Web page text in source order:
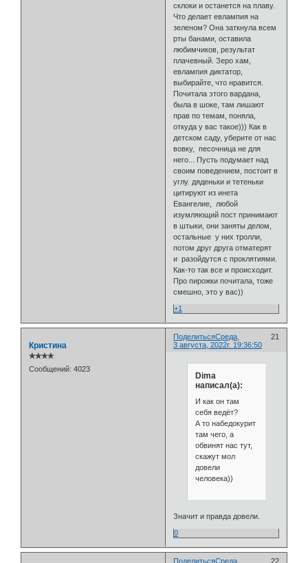
склоки и останется на плаву.
Что делает евлампия на
зеленом? Она заткнула всем
рты банами, оставила
любимчиков, результат
плачевный. Зеро хам,
евлампия диктатор,
выбирайте, что нравится.
Почитала этого вардана,
была в шоке, там лишают
прав по темам, поняла,
откуда у вас такое))) Как в
детском саду, уберите от нас
вовку, песочница не для
него... Пусть подумает над
своим поведением, постоит в
углу. дяденьки и тетеньки
цитируют из инета
Евангелие, любой
изумляющий пост принимают
в штыки, они заняты делом,
остальные у них тролли,
потом друг друга отматерят
и разойдутся с проклятиями.
Как-то так все и происходит.
Про пирожки почитала, тоже
смешно, это у вас))
+1
Поделиться 21
Среда,
3 августа, 2022г. 19:36:50
Кристина
✯✯✯✯
Сообщений: 4023
Dima
написал(а):
И как он там
себя ведёт?
А то набедокурит
там чего, а
обвинят нас тут,
скажут мол
довели
человека))
Значит и правда довели.
0
Поделиться 22
Среда,